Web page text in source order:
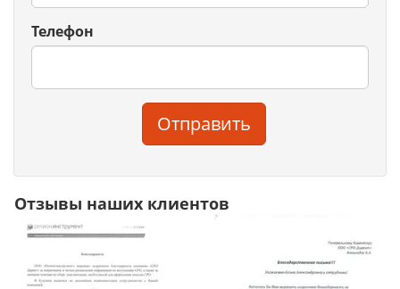
Телефон
Отправить
Отзывы наших клиентов